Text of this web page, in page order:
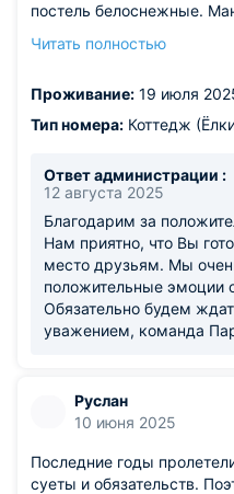
постель белоснежные.
проживания, народу
лежаками, 600р на целый
можно оставить и
Читать полностью
Проживание: 19 июля
Тип номера: Коттедж
Ответ администрации :
12 августа 2025
Благодарим за
Нам приятно, что Вы
место друзьям. Мы
положительные эмоции
Обязательно будем
уважением, команда
Руслан
10 июня 2025
Последние годы
суеты и обязательств.